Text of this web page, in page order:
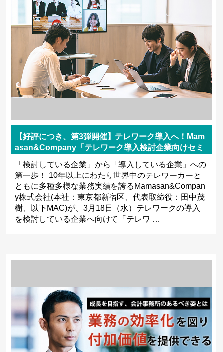
【好評につき、第3弾開催】テレワーク導入へ！Mam
asan&Company「テレワーク導入検討企業向けセミ
ナー」開催
「検討している企業」から「導入している企業」への
第一歩！ 10年以上にわたり世界中のテレワーカーと
ともに多種多様な業務実績を誇るMamasan&Compan
y株式会社(本社：東京都新宿区、代表取締役：田中茂
樹、以下MAC)が、3月18日（水）テレワークの導入
を検討している企業へ向けて「テレワ …